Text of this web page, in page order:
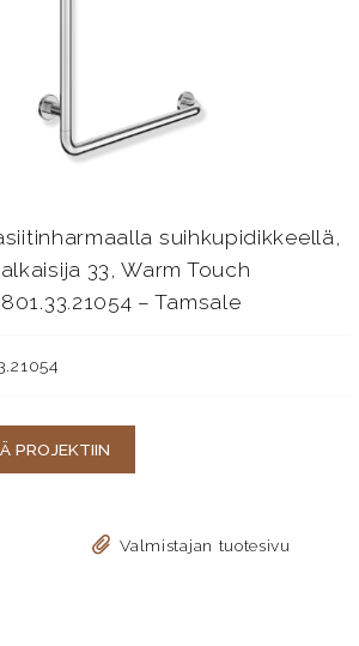
suihkupidikkeellä,
33, Warm Touch
– Tamsale
PROJEKTIIN
Valmistajan tuotesivu